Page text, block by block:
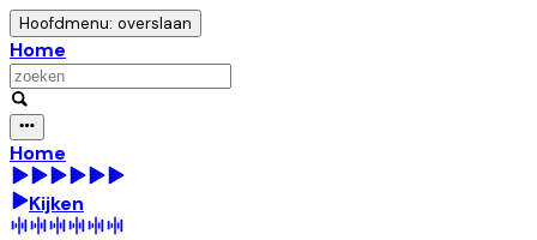
Hoofdmenu: overslaan
Home
Home
Kijken